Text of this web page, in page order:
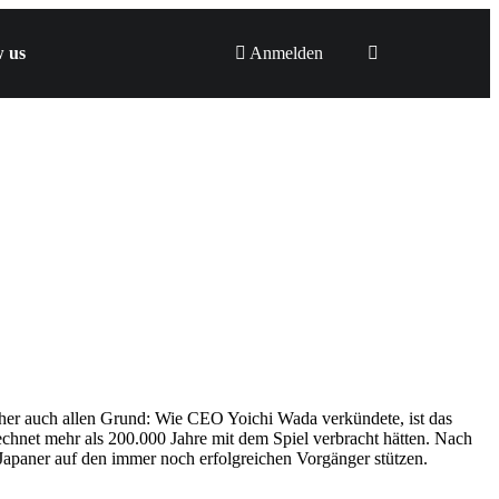
us Anmelden
auch allen Grund: Wie CEO Yoichi Wada verkündete, ist das
mehr als 200.000 Jahre mit dem Spiel verbracht hätten. Nach
auf den immer noch erfolgreichen Vorgänger stützen.